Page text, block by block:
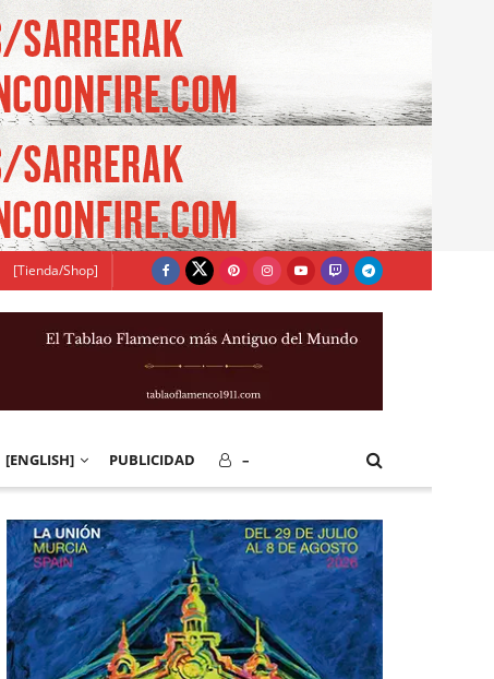
[Tienda/Shop]
[ENGLISH] PUBLICIDAD –